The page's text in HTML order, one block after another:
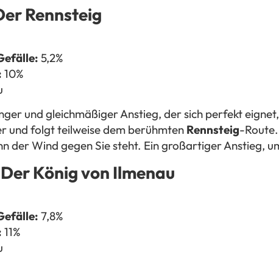
Rennsteig
5,2%
10%
und gleichmäßiger Anstieg, der sich perfekt
und folgt teilweise dem berühmten Rennsteig-
der Wind gegen Sie steht. Ein großartiger Anstieg,
König von Ilmenau
7,8%
11%